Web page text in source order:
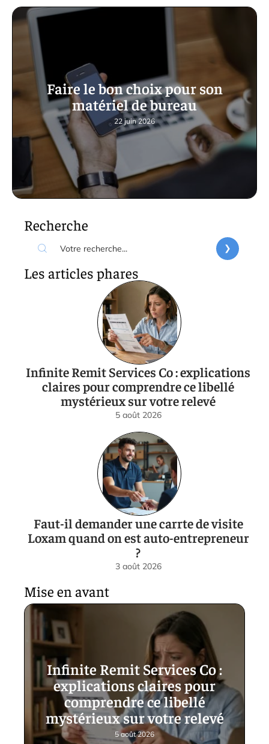
Faire le bon choix pour son
matériel de bureau
22 juin 2026
Recherche
Les articles phares
Infinite Remit Services Co : explications
claires pour comprendre ce libellé
mystérieux sur votre relevé
5 août 2026
Faut-il demander une carrte de visite
Loxam quand on est auto-entrepreneur
?
3 août 2026
Mise en avant
Infinite Remit Services Co :
explications claires pour
comprendre ce libellé
mystérieux sur votre relevé
5 août 2026